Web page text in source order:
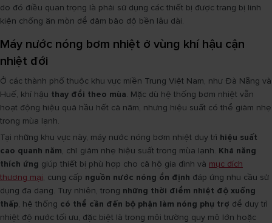
do đó điều quan trọng là phải sử dụng các thiết bị được trang bị linh
kiện chống ăn mòn để đảm bảo độ bền lâu dài.
Máy nước nóng bơm nhiệt ở vùng khí hậu cận
nhiệt đới
Ở các thành phố thuộc khu vực miền Trung Việt Nam, như Đà Nẵng và
Huế, khí hậu thay đổi theo mùa. Mặc dù hệ thống bơm nhiệt vẫn
hoạt động hiệu quả hầu hết cả năm, nhưng hiệu suất có thể giảm nhẹ
trong mùa lạnh.
Tại những khu vực này, máy nước nóng bơm nhiệt duy trì hiệu suất
cao quanh năm, chỉ giảm nhẹ hiệu suất trong mùa lạnh. Khả năng
thích ứng giúp thiết bị phù hợp cho cả hộ gia đình và mục đích
thương mại, cung cấp nguồn nước nóng ổn định đáp ứng nhu cầu sử
dụng đa dạng. Tuy nhiên, trong những thời điểm nhiệt độ xuống
thấp, hệ thống có thể cần đến bộ phận làm nóng phụ trợ để duy trì
nhiệt độ nước tối ưu, đặc biệt là trong môi trường quy mô lớn hoặc